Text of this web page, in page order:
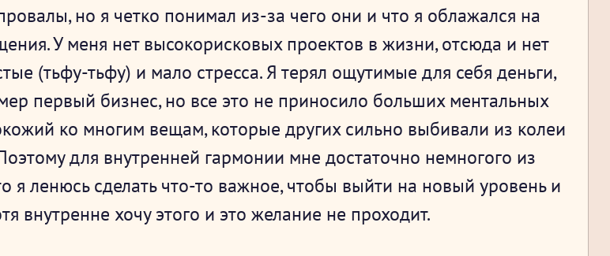
но я четко понимал из-за чего они и что я облажался на
У меня нет высокорисковых проектов в жизни, отсюда и нет
(тьфу-тьфу) и мало стресса. Я терял ощутимые для себя деньги,
первый бизнес, но все это не приносило больших ментальных
ко многим вещам, которые других сильно выбивали из колеи
для внутренней гармонии мне достаточно немногого из
я ленюсь сделать что-то важное, чтобы выйти на новый уровень и
внутренне хочу этого и это желание не проходит.